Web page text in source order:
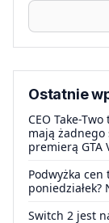
Ostatnie
CEO Take-
mają żadnego
premierą GTA
Podwyżka
Switch 2 jest